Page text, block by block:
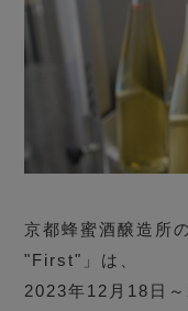
京都蜂蜜酒醸造所
"First"」は、
2023年12月18日